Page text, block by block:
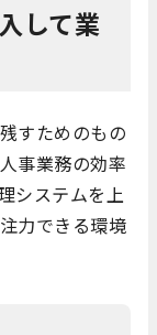
して業
すためのもの
事業務の効率
システムを上
力できる環境